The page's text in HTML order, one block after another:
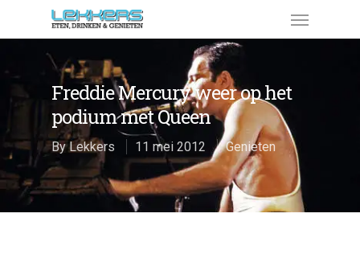
Freddie Mercury weer op het
podium met Queen
ByLekkers 11 mei 2012 Genieten